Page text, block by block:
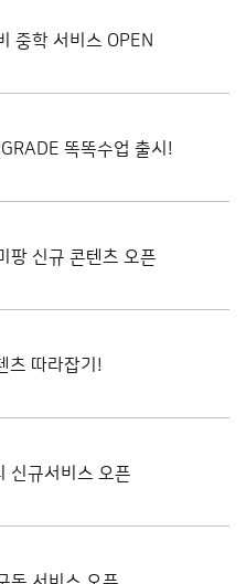
중학 서비스 OPEN
똑똑수업 출시!
팡 신규 콘텐츠 오픈
츠 따라잡기!
신규서비스 오픈